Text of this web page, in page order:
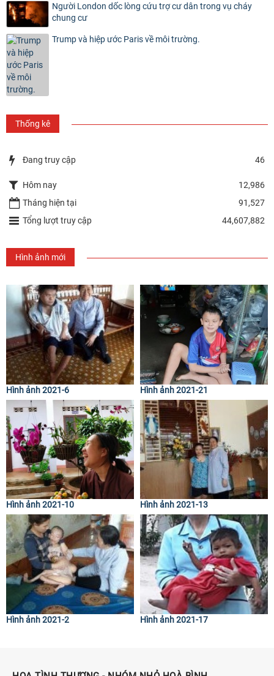
Người London dốc lòng cứu trợ cư dân trong vụ cháy
chung cư
Trump và hiệp ước Paris về môi trường.
Thống kê
Đang truy cập 46
Hôm nay
12,986
Tháng hiện tại
91,527
Tổng lượt truy cập
44,607,882
Hình ảnh mới
Hình ảnh 2021-6 Hình ảnh 2021-21
Hình ảnh 2021-10 Hình ảnh 2021-13
Hình ảnh 2021-2 Hình ảnh 2021-17